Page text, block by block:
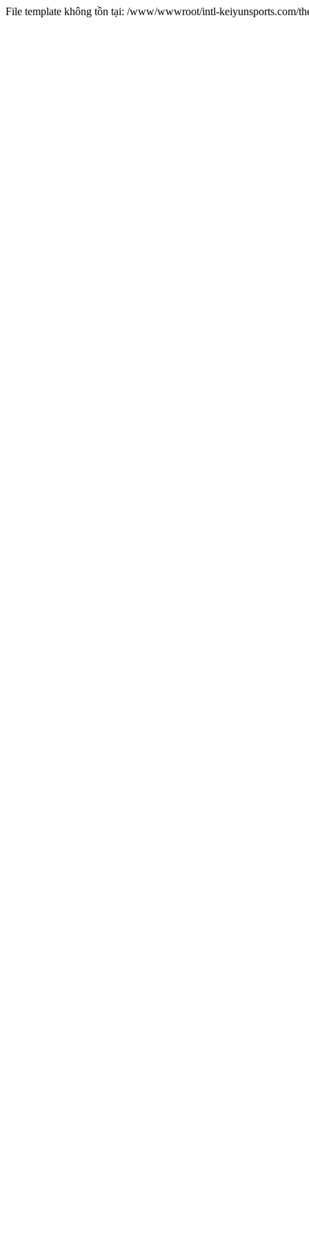
File template không tồn tại: /www/wwwroot/intl-keiyunsports.com/